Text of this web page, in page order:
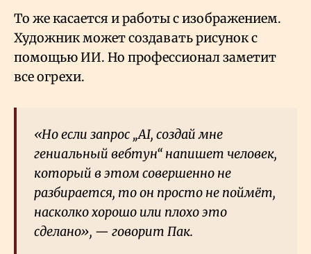
То же касается и работы с изображением.
Художник может создавать рисунок с
помощью ИИ. Но профессионал заметит
все огрехи.
«Но если запрос „AI, создай мне
гениальный вебтун“ напишет человек,
который в этом совершенно не
разбирается, то он просто не поймёт,
насколко хорошо или плохо это
сделано», — говорит Пак.